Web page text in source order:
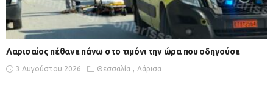
Λαρισαίος πέθανε πάνω στο τιμόνι την ώρα που οδηγούσε
3 Αυγούστου 2026 Θεσσαλία Λάρισα